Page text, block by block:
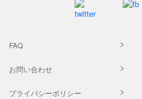
FAQ
お問い合わせ
プライバシーポリシー